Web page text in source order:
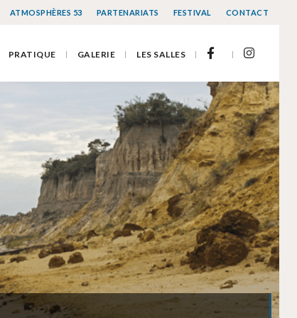
ATMOSPHÈRES 53 PARTENARIATS FESTIVAL CONTACT
PRATIQUE GALERIE LES SALLES